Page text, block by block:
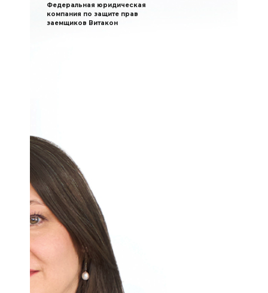
Федеральная юридическая
компания по защите прав
заемщиков Витакон